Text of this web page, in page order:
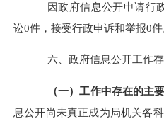
因政府信息公开申请行
讼0件，接受行政申诉和举报0件
六、政府信息公开工作
（一）工作中存在的主
息公开尚未真正成为局机关各